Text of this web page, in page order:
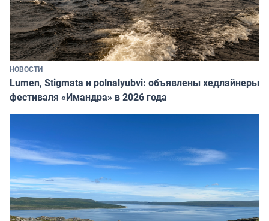
НОВОСТИ
Lumen, Stigmata и polnalyubvi: объявлены хедлайнеры
фестиваля «Имандра» в 2026 года